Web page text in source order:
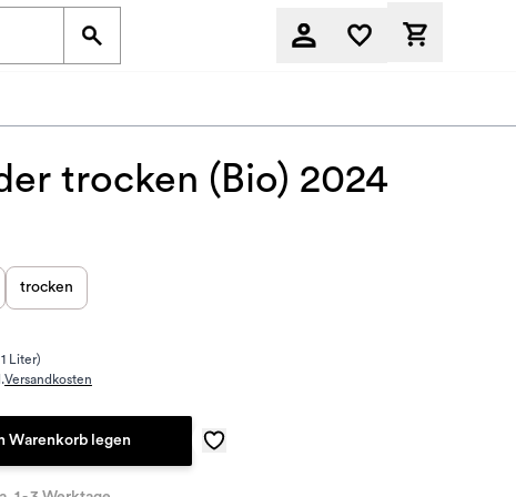
trocken (Bio) 2024
trocken
Liter)
Versandkosten
Warenkorb legen